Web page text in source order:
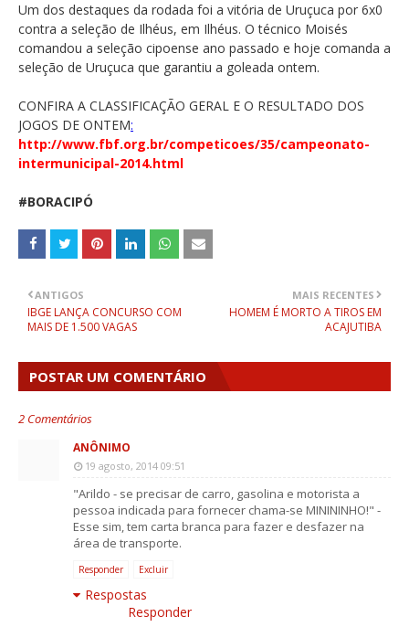
Um dos destaques da rodada foi a vitória de Uruçuca por 6x0
contra a seleção de Ilhéus, em Ilhéus. O técnico Moisés
comandou a seleção cipoense ano passado e hoje comanda a
seleção de Uruçuca que garantiu a goleada ontem.
CONFIRA A CLASSIFICAÇÃO GERAL E O RESULTADO DOS
JOGOS DE ONTEM:
http://www.fbf.org.br/competicoes/35/campeonato-
intermunicipal-2014.html
#BORACIPÓ
MAIS RECENTES
HOMEM É MORTO A TIROS EM
ACAJUTIBA
ANTIGOS
IBGE LANÇA CONCURSO COM
MAIS DE 1.500 VAGAS
POSTAR UM COMENTÁRIO
2 Comentários
ANÔNIMO
19 agosto, 2014 09:51
"Arildo - se precisar de carro, gasolina e motorista a
pessoa indicada para fornecer chama-se MINININHO!" -
Esse sim, tem carta branca para fazer e desfazer na
área de transporte.
Responder Excluir
Respostas
Responder